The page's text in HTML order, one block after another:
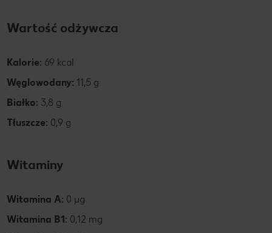
Wartość odżywcza
Kalorie: 69 kcal
Węglowodany: 11,5 g
Białko: 3,8 g
Tłuszcze: 0,9 g
Witaminy
Witamina A: 0 µg
Witamina B1: 0,12 mg